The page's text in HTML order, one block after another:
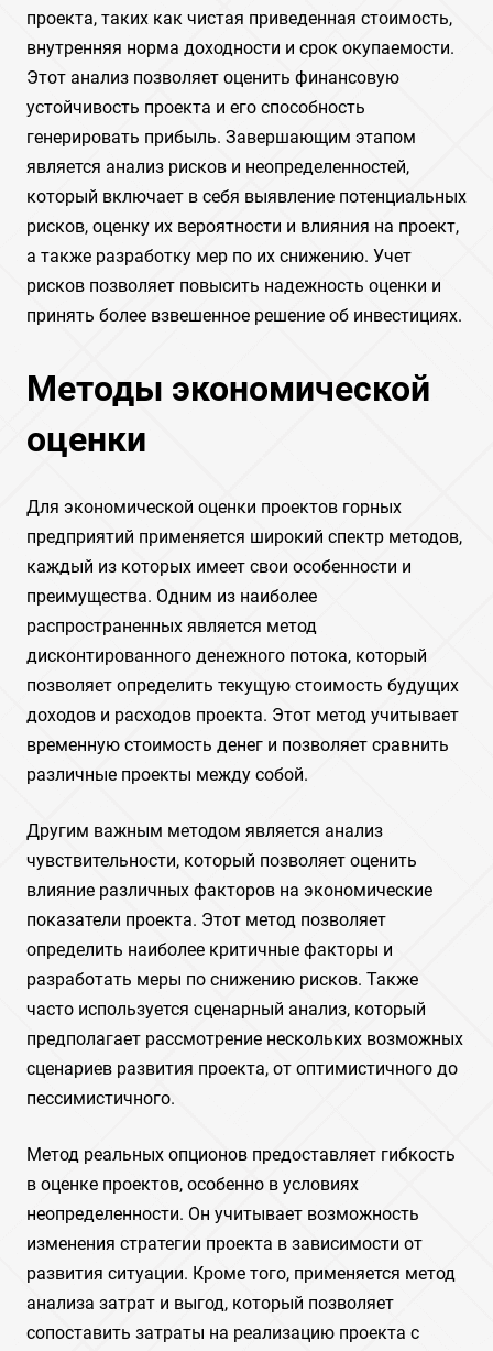
проекта, таких как чистая приведенная стоимость,
внутренняя норма доходности и срок окупаемости.
Этот анализ позволяет оценить финансовую
устойчивость проекта и его способность
генерировать прибыль. Завершающим этапом
является анализ рисков и неопределенностей,
который включает в себя выявление потенциальных
рисков, оценку их вероятности и влияния на проект,
а также разработку мер по их снижению. Учет
рисков позволяет повысить надежность оценки и
принять более взвешенное решение об инвестициях.
Методы экономической
оценки
Для экономической оценки проектов горных
предприятий применяется широкий спектр методов,
каждый из которых имеет свои особенности и
преимущества. Одним из наиболее
распространенных является метод
дисконтированного денежного потока, который
позволяет определить текущую стоимость будущих
доходов и расходов проекта. Этот метод учитывает
временную стоимость денег и позволяет сравнить
различные проекты между собой.
Другим важным методом является анализ
чувствительности, который позволяет оценить
влияние различных факторов на экономические
показатели проекта. Этот метод позволяет
определить наиболее критичные факторы и
разработать меры по снижению рисков. Также
часто используется сценарный анализ, который
предполагает рассмотрение нескольких возможных
сценариев развития проекта, от оптимистичного до
пессимистичного.
Метод реальных опционов предоставляет гибкость
в оценке проектов, особенно в условиях
неопределенности. Он учитывает возможность
изменения стратегии проекта в зависимости от
развития ситуации. Кроме того, применяется метод
анализа затрат и выгод, который позволяет
сопоставить затраты на реализацию проекта с